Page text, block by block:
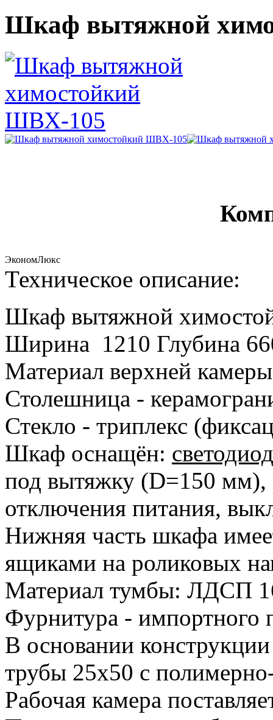
Шкаф вытяжной
ЭкономЛюкс
Техническое описание:
Шкаф вытяжной
Ширина 1210 Глубина
Материал верхней
Столешница -
Стекло - триплекс
Шкаф оснащён:
под вытяжку (D=150 мм),
отключения питания,
Нижняя часть шкафа
ящиками на роликовых
Материал тумбы: ЛДСП
Фурнитура - импортного
В основании
трубы 25х50 с
Рабочая камера